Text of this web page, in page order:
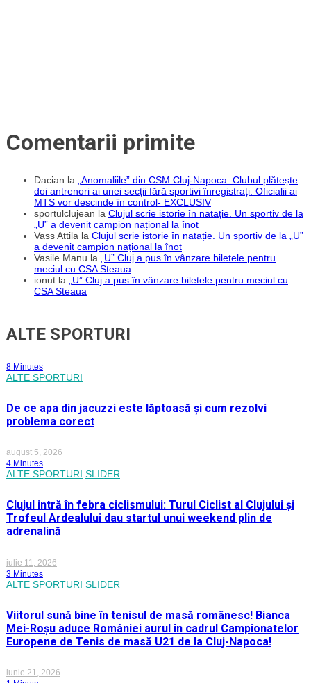
Comentarii primite
Dacian la
„Anomaliile” din CSM Cluj-Napoca. Clubul plătește
doi antrenori ai unei secții fără sportivi înregistrați. Oficialii ai
MTS vor descinde în control- EXCLUSIV
sportulclujean la Clujul scrie istorie în natație. Un sportiv de la
„U” a devenit campion național la înot
Vass Attila la Clujul scrie istorie în natație. Un sportiv de la „U”
a devenit campion național la înot
Vasile Manu la
„U” Cluj a pus în vânzare biletele pentru
meciul cu CSA Steaua
ionut la
„U” Cluj a pus în vânzare biletele pentru meciul cu
CSA Steaua
ALTE SPORTURI
8 Minutes
ALTE SPORTURI
De ce apa din jacuzzi este lăptoasă și cum rezolvi
problema corect
august 5, 2026
4 Minutes
ALTE SPORTURI SLIDER
Clujul intră în febra ciclismului: Turul Ciclist al Clujului și
Trofeul Ardealului dau startul unui weekend plin de
adrenalină
iulie 11, 2026
3 Minutes
ALTE SPORTURI SLIDER
Viitorul sună bine în tenisul de masă românesc! Bianca
Mei-Roșu aduce României aurul în cadrul Campionatelor
Europene de Tenis de masă U21 de la Cluj-Napoca!
iunie 21, 2026